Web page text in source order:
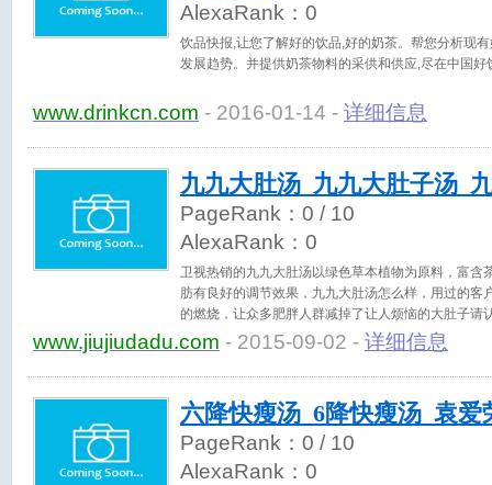
AlexaRank： 0
饮品快报,让您了解好的饮品,好的奶茶。帮您分析现
发展趋势。并提供奶茶物料的采供和供应,尽在中国好
www.drinkcn.com - 2016-01-14 - 详细信息
九九大肚汤_九九大肚子汤_
PageRank： 0 / 10
AlexaRank： 0
卫视热销的九九大肚汤以绿色草本植物为原料，富含
肪有良好的调节效果，九九大肚汤怎么样，用过的客
的燃烧，让众多肥胖人群减掉了让人烦恼的大肚子请
www.jiujiudadu.com - 2015-09-02 - 详细信息
六降快瘦汤_6降快瘦汤_袁爱
PageRank： 0 / 10
AlexaRank： 0